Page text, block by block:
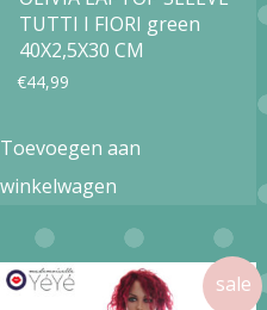
de
TUTTI I FIORI green
40X2,5X30 CM
€44,99
Toevoegen aan
winkelwagen